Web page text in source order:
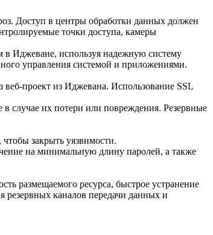
Доступ в центры обработки данных должен
точки доступа, камеры
Иджеване, используя надежную систему
управления системой и приложениями.
проект из Иджевана. Использование SSL
в случае их потери или повреждения. Резервные
закрыть уязвимости.
на минимальную длину паролей, а также
размещаемого ресурса, быстрое устранение
каналов передачи данных и